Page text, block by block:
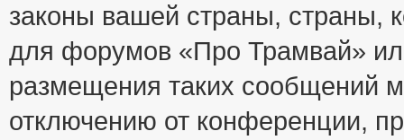
законы вашей страны, страны,
для форумов «Про Трамвай»
размещения таких сообщений
отключению от конференции,